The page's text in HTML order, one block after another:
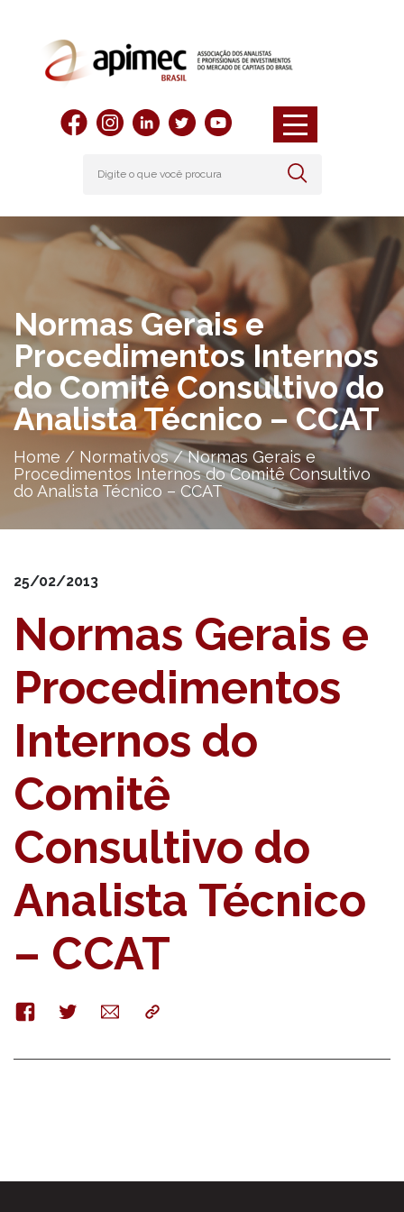
Normas Gerais e
Procedimentos Internos
do Comitê Consultivo do
Analista Técnico – CCAT
Home / Normativos/Normas Gerais e
Procedimentos Internos do Comitê Consultivo
do Analista Técnico – CCAT
25/02/2013
Normas Gerais e
Procedimentos
Internos do
Comitê
Consultivo do
Analista Técnico
– CCAT
FacebookTwitterE-
mail
Copy